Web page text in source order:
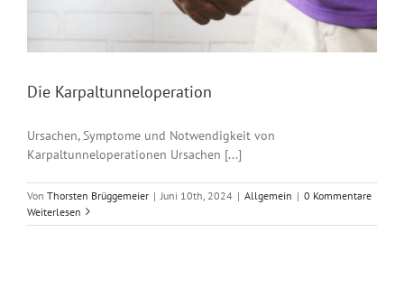
Die Karpaltunneloperation
Ursachen, Symptome und Notwendigkeit von
Karpaltunneloperationen Ursachen [...]
Von Thorsten Brüggemeier | Juni 10th, 2024 | Allgemein | 0 Kommentare
Weiterlesen